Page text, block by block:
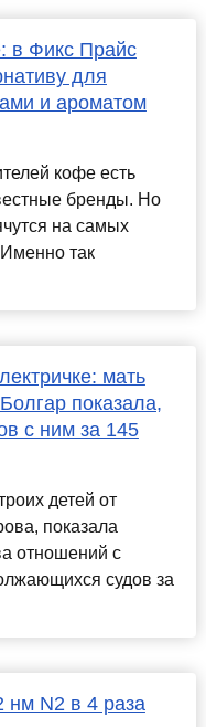
в Фикс Прайс
для
и ароматом
кофе есть
бренды. Но
на самых
так
мать
показала,
с ним за 145
детей от
показала
отношений с
судов за
нм N2 в 4 раза